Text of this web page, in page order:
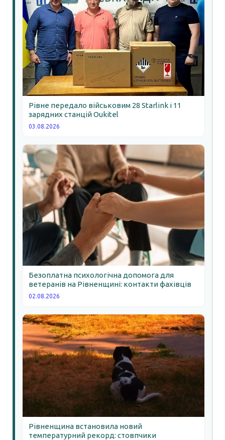
Рівне передало військовим 28 Starlink і 11
зарядних станцій Oukitel
03.08.2026
Безоплатна психологічна допомога для
ветеранів на Рівненщині: контакти фахівців
02.08.2026
Рівненщина встановила новий
температурний рекорд: стовпчики